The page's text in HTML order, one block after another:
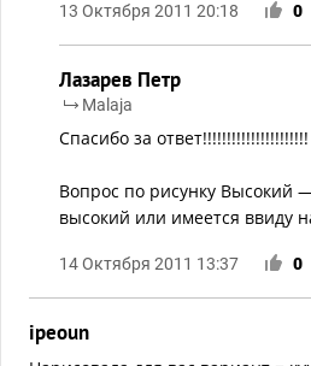
13 Октября 2011 20:18 0
Лазарев Петр
Malaja
Спасибо за ответ!!!!!!!!!!!!!!!!!!!!!!
Вопрос по рисунку Высокий
высокий или имеется ввиду
14 Октября 2011 13:37 0
ipeoun